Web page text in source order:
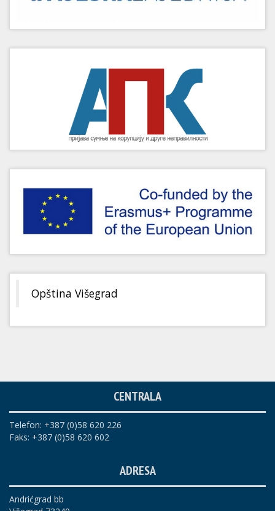
Opština Višegrad
CENTRALA
Telefon: +387 (0)58 620 226
Faks: +387 (0)58 620 602
ADRESA
Andrićgrad bb